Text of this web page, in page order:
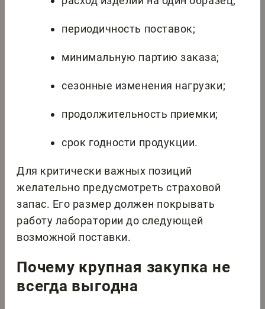
периодичность поставок;
минимальную партию заказа;
сезонные изменения нагрузки;
продолжительность приемки;
срок годности продукции.
Для критически важных позиций
желательно предусмотреть страховой
запас. Его размер должен покрывать
работу лаборатории до следующей
возможной поставки.
Почему крупная закупка не
всегда выгодна